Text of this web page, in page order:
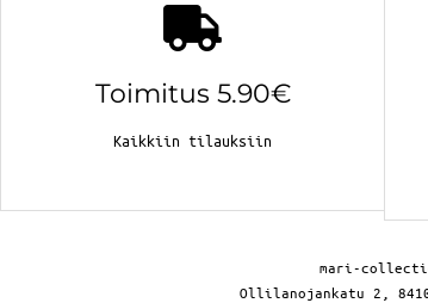
Toimitus 5.90€
Kaikkiin tilauksiin
mari-
Ollilanojankatu 2,